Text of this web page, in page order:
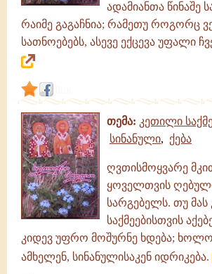
ადამიანთა წინაშე
რაიმე გაგაჩნია; რამეთუ როგორც
სათნოებებს, ასევე ექცევა უფალი
თემა: კეთილი
სინანული, ქება
ღვთისმოყვარე
ყოველთვის
სარგებელს. თუ
საქმეებისთვის
კიდევ უფრო მოშურნე ხდება; ხოლო
ამხელენ, სინანულისაკენ იდრიკება.